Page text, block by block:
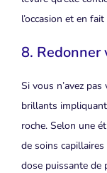
l’occasion et en
8. Redonner
Si vous n’avez
brillants
roche. Selon une
de soins
dose puissante de